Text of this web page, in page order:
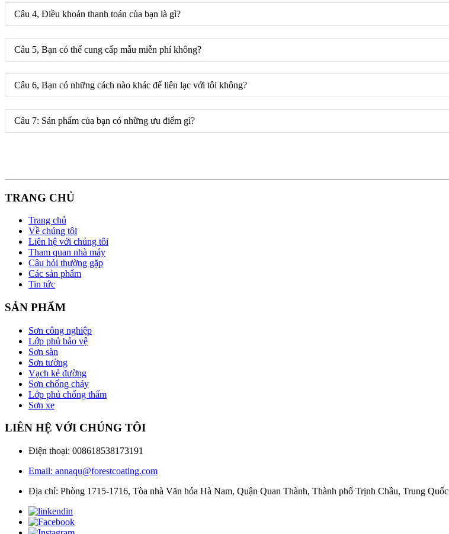
Câu 4, Điều khoản thanh toán của bạn là gì?
Câu 5, Bạn có thể cung cấp mẫu miễn phí không?
Câu 6, Bạn có những cách nào khác để liên lạc với tôi không?
Câu 7: Sản phẩm của bạn có những ưu điểm gì?
TRANG CHỦ
Trang chủ
Về chúng tôi
Liên hệ với chúng tôi
Tham quan nhà máy
Câu hỏi thường gặp
Các sản phẩm
Tin tức
SẢN PHẨM
Sơn công nghiệp
Lớp phủ bảo vệ
Sơn sàn
Sơn tường
Vạch kẻ đường
Sơn chống cháy
Lớp phủ chống thấm
Sơn xe
LIÊN HỆ VỚI CHÚNG TÔI
Điện thoại: 008618538173191
Email: annaqu@forestcoating.com
Địa chỉ: Phòng 1715-1716, Tòa nhà Văn hóa Hà Nam, Quận Quan Thành, Thành phố Trịnh Châu, Trung Quốc